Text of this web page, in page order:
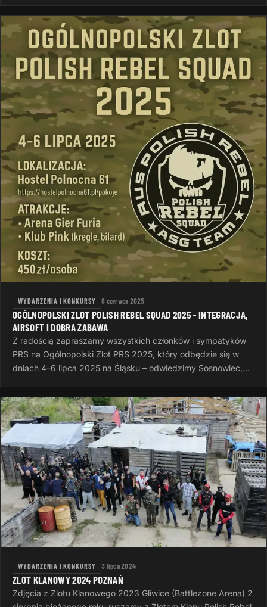
WYDARZENIA I KONKURSY 8 czerwca 2025
OGÓLNOPOLSKI ZLOT POLISH REBEL SQUAD 2025 – INTEGRACJA,
AIRSOFT I DOBRA ZABAWA
Z radością zapraszamy wszystkich członków i sympatyków
PRS na Ogólnopolski Zlot PRS 2025, który odbędzie się w
dniach 4–6 lipca 2025 na Śląsku – odwiedzimy Sosnowiec,
WYDARZENIA I KONKURSY 3 lipca 2024
ZLOT KLANOWY 2024 POZNAŃ
Zdjęcia z Zlotu Klanowego 2023 Gliwice (Battlezone Arena) 2